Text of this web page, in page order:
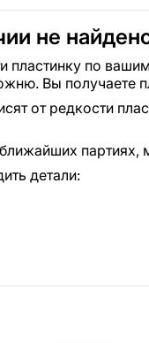
не
пластинку по
Вы получаете
от редкости
детали: